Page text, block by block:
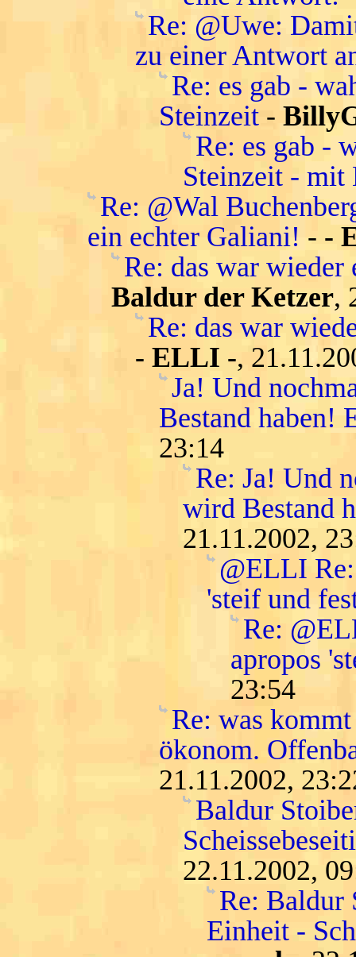
Re: @Uwe:
zu einer Antwort
Re: es gab -
Steinzeit -
Re: es gab -
Steinzeit - mit
Re: @Wal
ein echter Galiani! - -
Re: das war
Baldur der Ketzer,
Re: das war
- ELLI -,
Ja! Und
Bestand haben!
23:14
Re: Ja! Und
wird Bestand
21.11.2002,
@ELLI
'steif und
Re:
apropos
23:54
Re: was
ökonom.
21.11.2002,
Baldur
22.11.2002,
Re: Baldur
Einheit -